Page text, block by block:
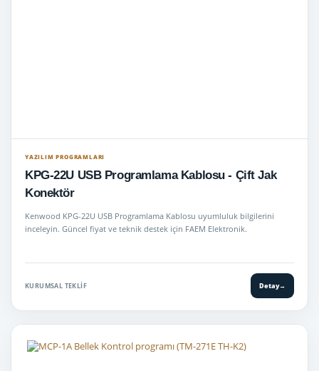
YAZILIM PROGRAMLARI
KPG-22U USB Programlama Kablosu - Çift Jak
Konektör
Kenwood KPG-22U USB Programlama Kablosu uyumluluk bilgilerini
inceleyin. Güncel fiyat ve teknik destek için FAEM Elektronik.
KURUMSAL TEKLIF Detay→